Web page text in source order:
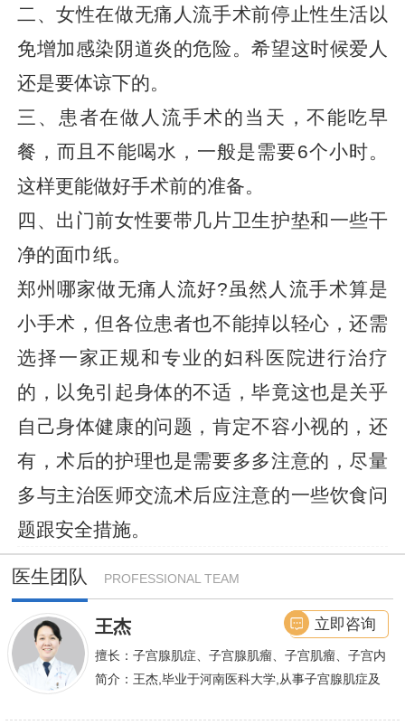
二、女性在做无痛人流手术前停止性生活以
免增加感染阴道炎的危险。希望这时候爱人
还是要体谅下的。
三、患者在做人流手术的当天，不能吃早
餐，而且不能喝水，一般是需要6个小时。
这样更能做好手术前的准备。
四、出门前女性要带几片卫生护垫和一些干
净的面巾纸。
郑州哪家做无痛人流好?虽然人流手术算是
小手术，但各位患者也不能掉以轻心，还需
选择一家正规和专业的妇科医院进行治疗
的，以免引起身体的不适，毕竟这也是关乎
自己身体健康的问题，肯定不容小视的，还
有，术后的护理也是需要多多注意的，尽量
多与主治医师交流术后应注意的一些饮食问
题跟安全措施。
医生团队 PROFESSIONAL TEAM
王杰
擅长：子宫腺肌症、子宫腺肌瘤、子宫肌瘤、子宫内
膜异位症等,长年致力于妇科微创手术及显微妇科手
简介：王杰,毕业于河南医科大学,从事子宫腺肌症及
立即咨询